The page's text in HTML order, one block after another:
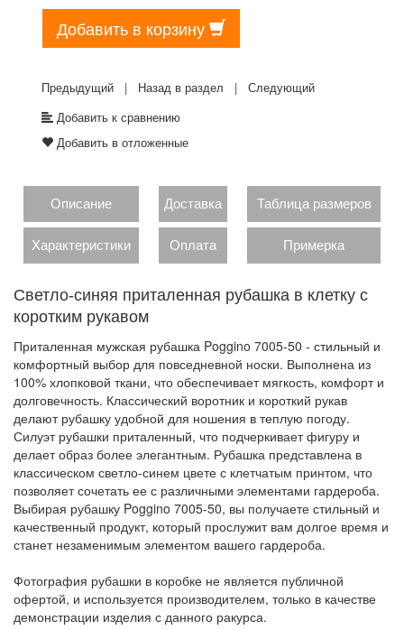
Добавить в корзину
Предыдущий | Назад в раздел | Следующий
Добавить к сравнению
Добавить в отложенные
Описание Доставка Таблица размеров
Характеристики Оплата Примерка
Светло-синяя приталенная рубашка в клетку с
коротким рукавом
Приталенная мужская рубашка Poggino 7005-50 - стильный и
комфортный выбор для повседневной носки. Выполнена из
100% хлопковой ткани, что обеспечивает мягкость, комфорт и
долговечность. Классический воротник и короткий рукав
делают рубашку удобной для ношения в теплую погоду.
Силуэт рубашки приталенный, что подчеркивает фигуру и
делает образ более элегантным. Рубашка представлена в
классическом светло-синем цвете с клетчатым принтом, что
позволяет сочетать ее с различными элементами гардероба.
Выбирая рубашку Poggino 7005-50, вы получаете стильный и
качественный продукт, который прослужит вам долгое время и
станет незаменимым элементом вашего гардероба.
Фотография рубашки в коробке не является публичной
офертой, и используется производителем, только в качестве
демонстрации изделия с данного ракурса.